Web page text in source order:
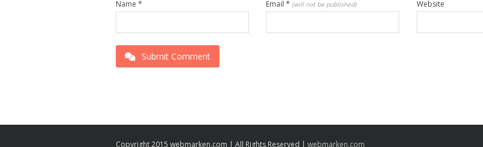
Name * Email* (will not be published) Website
Submit Comment
Copyright 2015 webmarken.com | All Rights Reserved | webmarken.com